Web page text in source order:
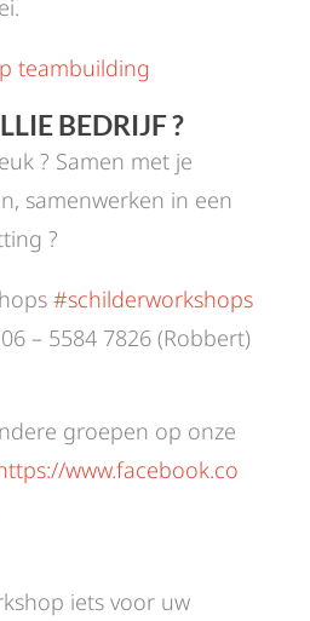
teambuilding
BEDRIJF ?
? Samen met je
samenwerken in een
?
#schilderworkshops
– 5584 7826 (Robbert)
groepen op onze
www.facebook.co
iets voor uw